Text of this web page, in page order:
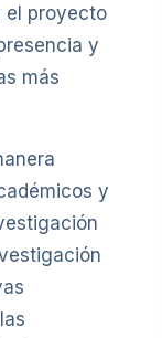
el proyecto
y
más
y